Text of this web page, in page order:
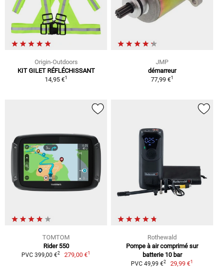
Origin-Outdoors
KIT GILET RÉFLÉCHISSANT
14,95 €1
JMP
démarreur
77,99 €1
TOMTOM
Rider 550
PVC 399,00 €2 279,00 €1
Rothewald
Pompe à air comprimé sur
batterie 10 bar
PVC 49,99 €2 29,99 €1